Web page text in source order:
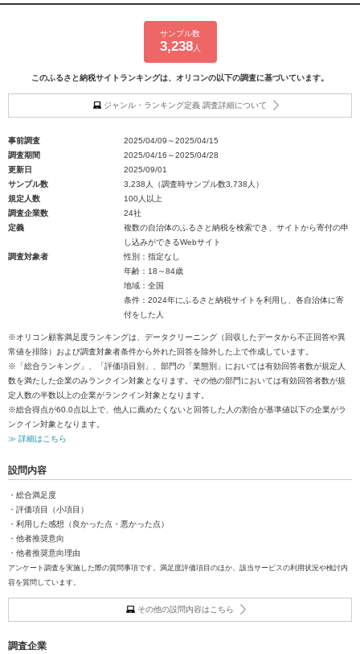
サンプル数
3,238人
このふるさと納税サイトランキングは、オリコンの以下の調査に基づいています。
ジャンル・ランキング定義 調査詳細について
事前調査
2025/04/09～2025/04/15
調査期間
2025/04/16～2025/04/28
更新日
2025/09/01
サンプル数
3,238人（調査時サンプル数3,738人）
規定人数
100人以上
調査企業数
24社
定義
複数の自治体のふるさと納税を検索でき、サイトから寄付の申
し込みができるWebサイト
調査対象者
性別：指定なし
年齢：18～84歳
地域：全国
条件：2024年にふるさと納税サイトを利用し、各自治体に寄
付をした人
※オリコン顧客満足度ランキングは、データクリーニング（回収したデータから不正回答や異
常値を排除）および調査対象者条件から外れた回答を除外した上で作成しています。
※「総合ランキング」、「評価項目別」、部門の「業態別」においては有効回答者数が規定人
数を満たした企業のみランクイン対象となります。その他の部門においては有効回答者数が規
定人数の半数以上の企業がランクイン対象となります。
※総合得点が60.0点以上で、他人に薦めたくないと回答した人の割合が基準値以下の企業がラ
ンクイン対象となります。
≫ 詳細はこちら
設問内容
・総合満足度
・評価項目（小項目）
・利用した感想（良かった点・悪かった点）
・他者推奨意向
・他者推奨意向理由
アンケート調査を実施した際の質問事項です。満足度評価項目のほか、該当サービスの利用状況や検討内
容を質問しています。
その他の設問内容はこちら
調査企業